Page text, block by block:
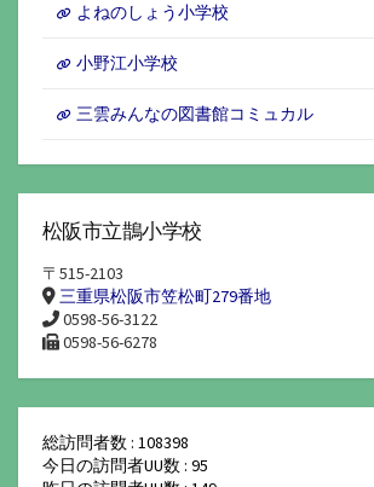
よねのしょう小学校
小野江小学校
三雲みんなの図書館コミュカル
松阪市立鵲小学校
〒515-2103
三重県松阪市笠松町279番地
0598-56-3122
0598-56-6278
総訪問者数 : 108398
今日の訪問者UU数 : 95